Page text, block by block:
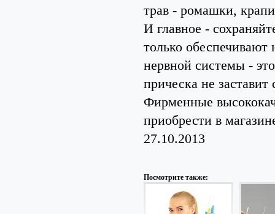
трав - ромашки,
И главное -
только
нервной системы -
прическа не заставит
Фирменные
приобрести в
27.10.2013
Посмотрите также: